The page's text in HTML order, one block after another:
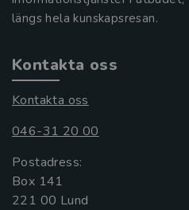
längs hela kunskapsresan.
Kontakta oss
Kontakta oss
046-31 20 00
Postadress:
Box 141
221 00 Lund